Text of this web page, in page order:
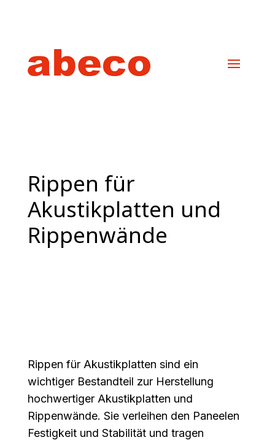
Rippen für
Akustikplatten und
Rippenwände
Rippen für Akustikplatten sind ein
wichtiger Bestandteil zur Herstellung
hochwertiger Akustikplatten und
Rippenwände. Sie verleihen den Paneelen
Festigkeit und Stabilität und tragen